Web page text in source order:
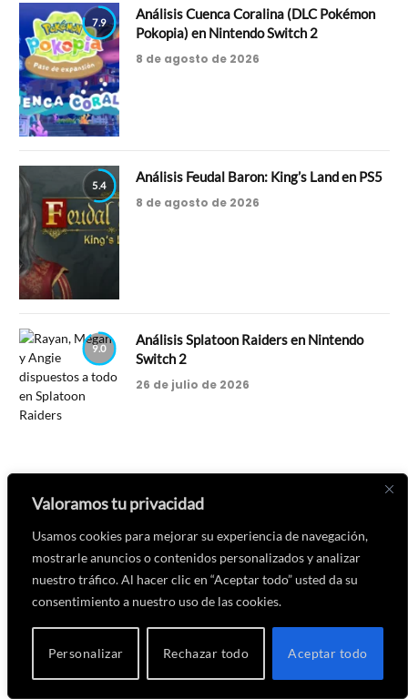
Valoramos tu privacidad
Usamos cookies para mejorar su experiencia de navegación,
mostrarle anuncios o contenidos personalizados y analizar
nuestro tráfico. Al hacer clic en “Aceptar todo” usted da su
consentimiento a nuestro uso de las cookies.
Personalizar Rechazar todo Aceptar todo
7.9
Análisis Cuenca Coralina (DLC Pokémon
Pokopia) en Nintendo Switch 2
8 de agosto de 2026
5.4
Análisis Feudal Baron: King’s Land en PS5
8 de agosto de 2026
9.0
Análisis Splatoon Raiders en Nintendo
Switch 2
26 de julio de 2026
8.6
Análisis Halo: Campaign Evolved en PS5
23 de julio de 2026
ÚLTIMAS CRÍTICAS DE CINE